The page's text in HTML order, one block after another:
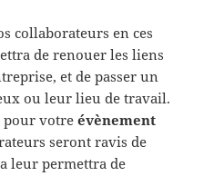
collaborateurs en ces
de renouer les liens
et de passer un
ou leur lieu de travail.
pour votreévènement
seront ravis de
leur permettra de